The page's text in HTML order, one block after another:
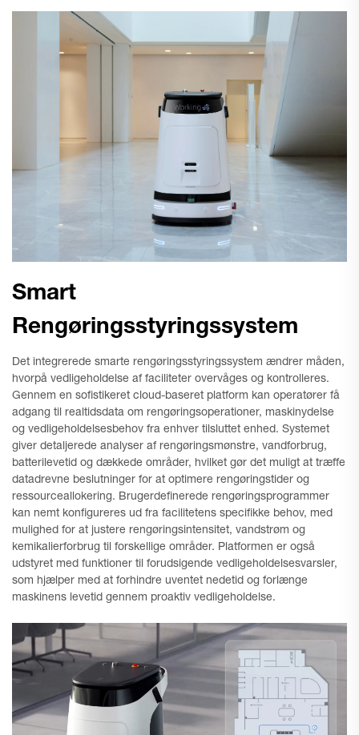
Smart
Rengøringsstyringssystem
Det integrerede smarte rengøringsstyringssystem ændrer måden,
hvorpå vedligeholdelse af faciliteter overvåges og kontrolleres.
Gennem en sofistikeret cloud-baseret platform kan operatører få
adgang til realtidsdata om rengøringsoperationer, maskinydelse
og vedligeholdelsesbehov fra enhver tilsluttet enhed. Systemet
giver detaljerede analyser af rengøringsmønstre, vandforbrug,
batterilevetid og dækkede områder, hvilket gør det muligt at træffe
datadrevne beslutninger for at optimere rengøringstider og
ressourceallokering. Brugerdefinerede rengøringsprogrammer
kan nemt konfigureres ud fra facilitetens specifikke behov, med
mulighed for at justere rengøringsintensitet, vandstrøm og
kemikalierforbrug til forskellige områder. Platformen er også
udstyret med funktioner til forudsigende vedligeholdelsesvarsler,
som hjælper med at forhindre uventet nedetid og forlænge
maskinens levetid gennem proaktiv vedligeholdelse.